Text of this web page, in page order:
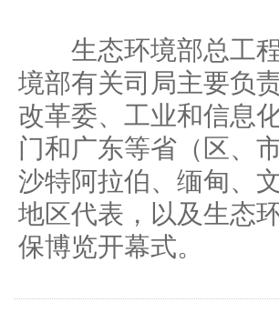
生态环境部总工程
境部有关司局主要负
改革委、工业和信息
门和广东等省（区、
沙特阿拉伯、缅甸、
地区代表，以及生态
保博览开幕式。